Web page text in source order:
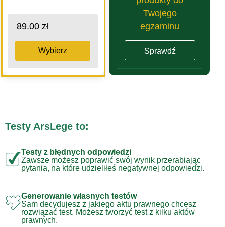
89.00 zł
Wybierz
Twojego
egzaminu
Sprawdź
Testy ArsLege to:
Testy z błędnych odpowiedzi
Zawsze możesz poprawić swój wynik przerabiając
pytania, na które udzieliłeś negatywnej odpowiedzi.
Generowanie własnych testów
Sam decydujesz z jakiego aktu prawnego chcesz
rozwiązać test. Możesz tworzyć test z kilku aktów
prawnych.